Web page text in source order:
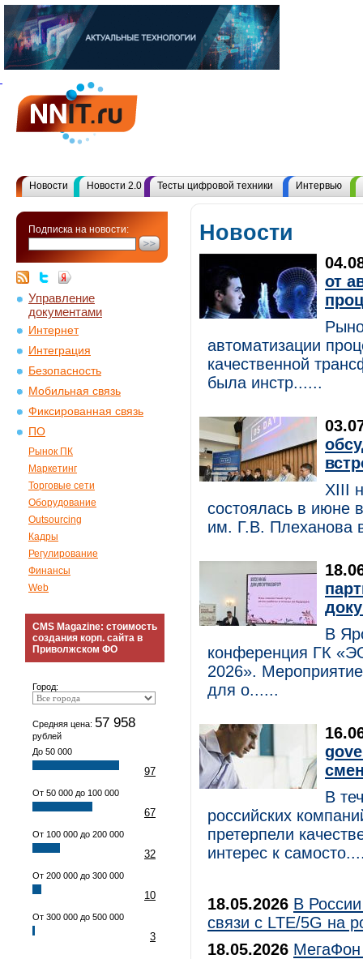
Новости Новости 2.0 Тесты цифровой техники Интервью
Подписка на новости:
Управление
документами
Интернет
Интеграция
Безопасность
Мобильная связь
Фиксированная связь
ПО
Рынок ПК
Маркетинг
Торговые сети
Оборудование
Outsourcing
Кадры
Регулирование
Финансы
Web
CMS Magazine: стоимость
создания корп. сайта в
Приволжском ФО
Город:
Средняя цена: 57 958
рублей
До 50 000
97
От 50 000 до 100 000
67
От 100 000 до 200 000
32
От 200 000 до 300 000
10
От 300 000 до 500 000
3
Новости
от
автоматизации
качественной
была инстр......
XIII
состоялась в июне
им. Г.В. Плеханова
В
конференция ГК
2026».
для о......
В
российских
претерпели
интерес к
18.05.2026 В
связи с LTE/5G на
18.05.2026 МегаФон